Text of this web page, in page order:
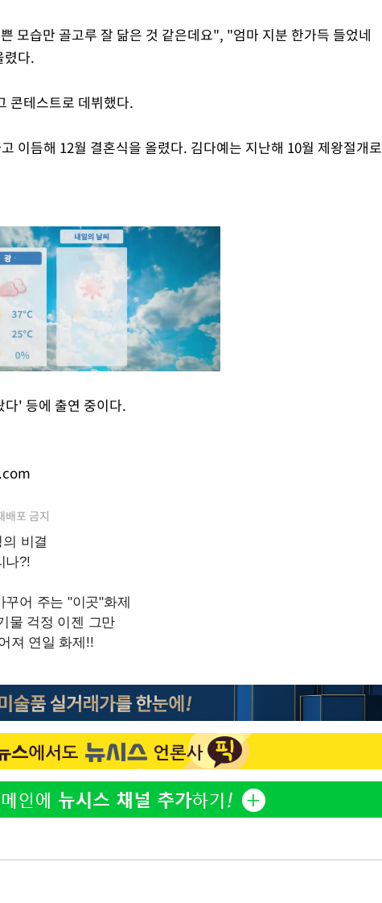
모습만 골고루 잘 닮은 것 같은데요", "엄마 지분 한가득 들었네
렸다.
콘테스트로 데뷔했다.
이듬해 12월 결혼식을 올렸다. 김다예는 지난해 10월 제왕절개로
' 등에 출연 중이다.
포 금지